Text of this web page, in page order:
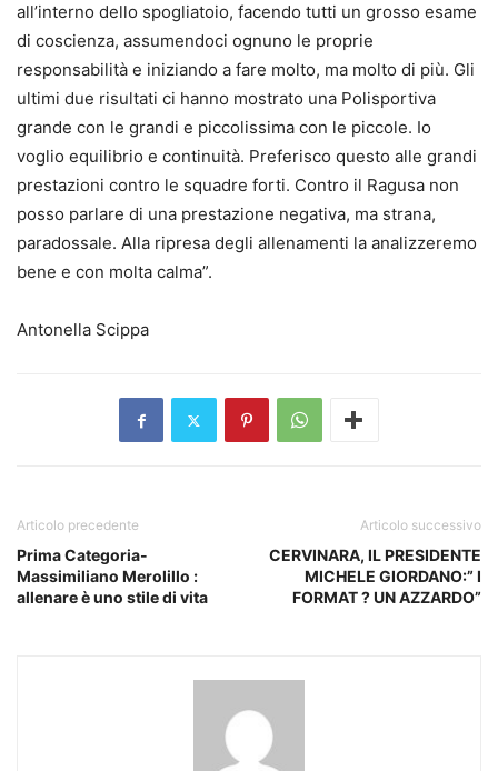
all’interno dello spogliatoio, facendo tutti un grosso esame
di coscienza, assumendoci ognuno le proprie
responsabilità e iniziando a fare molto, ma molto di più. Gli
ultimi due risultati ci hanno mostrato una Polisportiva
grande con le grandi e piccolissima con le piccole. Io
voglio equilibrio e continuità. Preferisco questo alle grandi
prestazioni contro le squadre forti. Contro il Ragusa non
posso parlare di una prestazione negativa, ma strana,
paradossale. Alla ripresa degli allenamenti la analizzeremo
bene e con molta calma”.
Antonella Scippa
Articolo precedente
Prima Categoria-
Massimiliano Merolillo :
allenare è uno stile di vita
Articolo successivo
CERVINARA, IL PRESIDENTE
MICHELE GIORDANO:” I
FORMAT ? UN AZZARDO”